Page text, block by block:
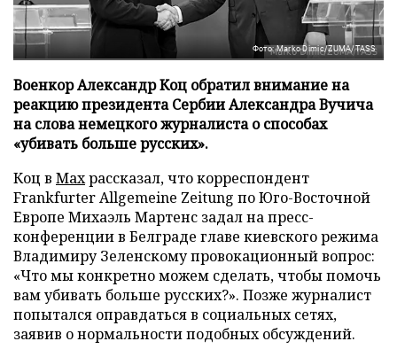
Фото: Marko Dimic/ZUMA/TASS
Военкор Александр Коц обратил внимание на
реакцию президента Сербии Александра Вучича
на слова немецкого журналиста о способах
«убивать больше русских».
Коц в Махрассказал, что корреспондент
Frankfurter Allgemeine Zeitung по Юго-Восточной
Европе Михаэль Мартенс задал на пресс-
конференции в Белграде главе киевского режима
Владимиру Зеленскому провокационный вопрос:
«Что мы конкретно можем сделать, чтобы помочь
вам убивать больше русских?». Позже журналист
попытался оправдаться в социальных сетях,
заявив о нормальности подобных обсуждений.